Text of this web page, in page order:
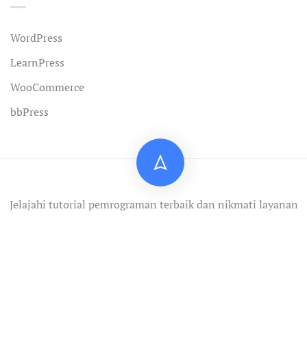
WordPress
LearnPress
WooCommerce
bbPress
Jelajahi tutorial pemrograman terbaik dan nikmati layanan